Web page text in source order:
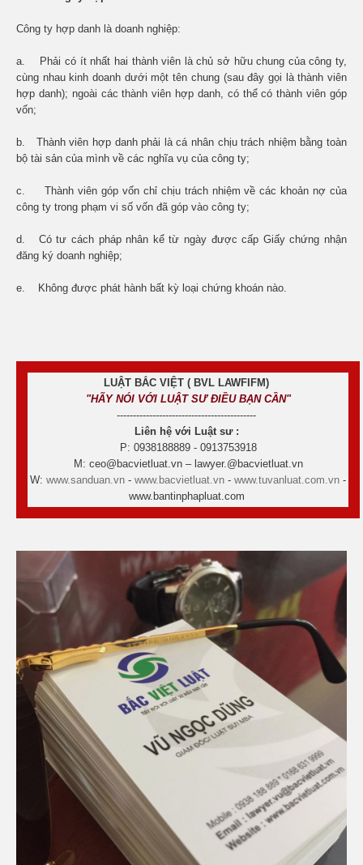
Công ty hợp danh là doanh nghiệp:
a. Phải có ít nhất hai thành viên là chủ sở hữu chung của công ty,
cùng nhau kinh doanh dưới một tên chung (sau đây gọi là thành viên
hợp danh); ngoài các thành viên hợp danh, có thể có thành viên góp
vốn;
b. Thành viên hợp danh phải là cá nhân chịu trách nhiệm bằng toàn
bộ tài sản của mình về các nghĩa vụ của công ty;
c. Thành viên góp vốn chỉ chịu trách nhiệm về các khoản nợ của
công ty trong phạm vi số vốn đã góp vào công ty;
d. Có tư cách pháp nhân kể từ ngày được cấp Giấy chứng nhận
đăng ký doanh nghiệp;
e. Không được phát hành bất kỳ loại chứng khoán nào.
LUẬT BẮC VIỆT ( BVL LAWFIFM)
"HÃY NÓI VỚI LUẬT SƯ ĐIỀU BẠN CẦN"
-------------------------------------------
Liên hệ với Luật sư :
P: 0938188889 - 0913753918
M: ceo@bacvietluat.vn – lawyer.@bacvietluat.vn
W: www.sanduan.vn - www.bacvietluat.vn - www.tuvanluat.com.vn -
www.bantinphapluat.com